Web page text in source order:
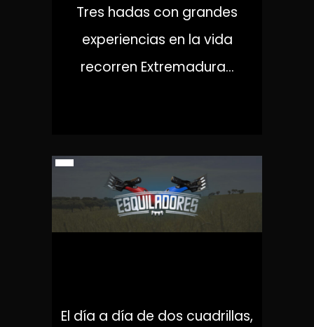
Tres hadas con grandes
experiencias en la vida
recorren Extremadura...
El día a día de dos cuadrillas,